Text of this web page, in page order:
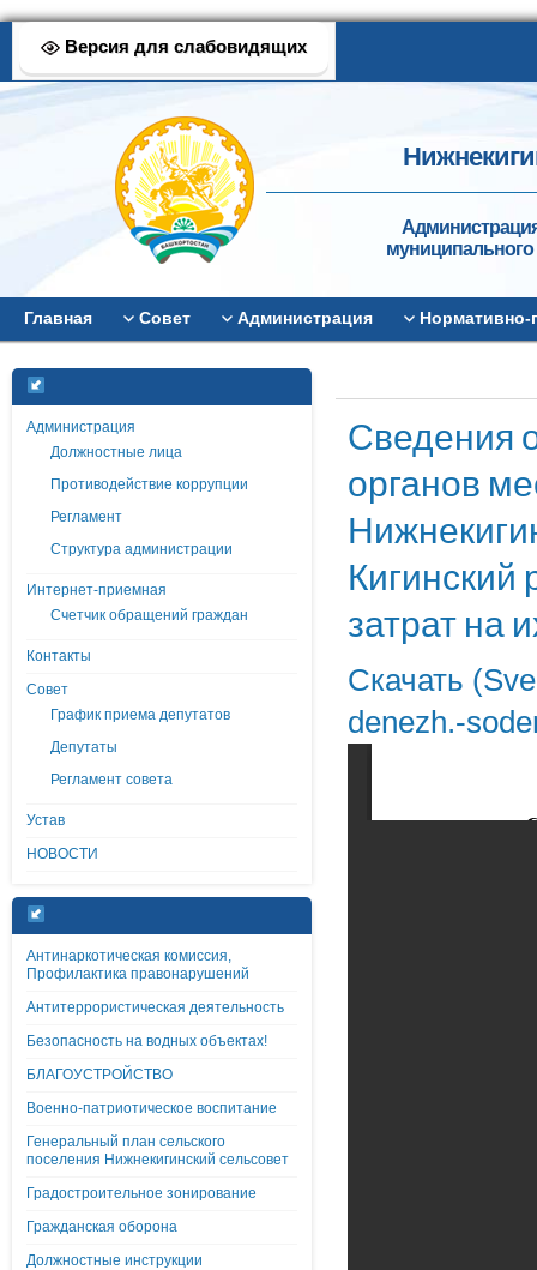
Версия для слабовидящих
муниципального
Главная Совет Администрация
Администрация
Должностные лица
Противодействие коррупции
Регламент
Структура администрации
Интернет-приемная
Счетчик обращений граждан
Контакты
Совет
График приема депутатов
Депутаты
Регламент совета
Устав
НОВОСТИ
Антинаркотическая комиссия,
Профилактика правонарушений
Антитеррористическая деятельность
Безопасность на водных объектах!
БЛАГОУСТРОЙСТВО
Военно-патриотическое воспитание
Генеральный план сельского
поселения Нижнекигинский сельсовет
Градостроительное зонирование
Гражданская оборона
Должностные инструкции
Сведения
органов
Кигинский
затрат на
Скачать
denezh.-